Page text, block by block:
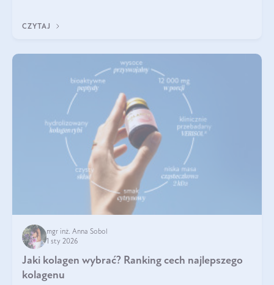
CZYTAJ
mgr inż. Anna Sobol
1 sty 2026
Jaki kolagen wybrać? Ranking cech najlepszego
kolagenu